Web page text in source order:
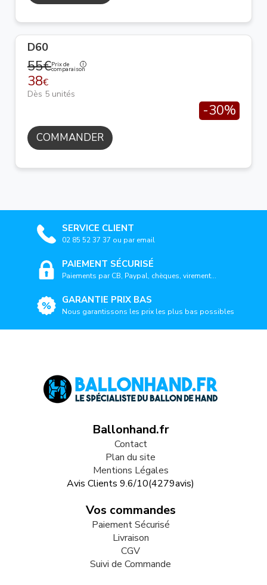
D60
55€Prix de
comparaison
38€
Dès 5 unités
-30%
COMMANDER
SERVICE CLIENT
02 85 52 37 37 ou par email
PAIEMENT SÉCURISÉ
Paiements par CB, Paypal, chèques, virement...
GARANTIE PRIX BAS
Nous garantissons les prix les plus bas possibles
Ballonhand.fr
Contact
Plan du site
Mentions Légales
Avis Clients 9.6/10(4279avis)
Vos commandes
Paiement Sécurisé
Livraison
CGV
Suivi de Commande